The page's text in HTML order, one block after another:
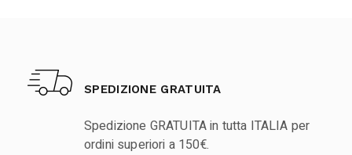
SPEDIZIONE GRATUITA
Spedizione GRATUITA in tutta ITALIA per
ordini superiori a 150€.